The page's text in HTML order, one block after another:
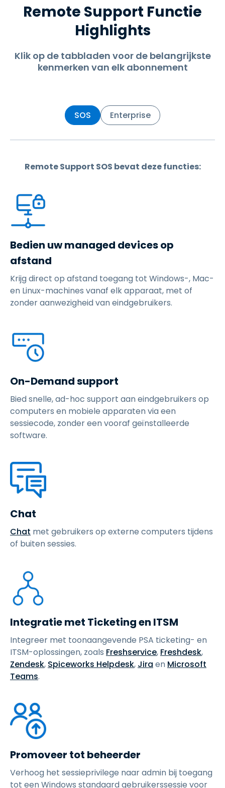
Remote Support Functie
Highlights
Klik op de tabbladen voor de belangrijkste
kenmerken van elk abonnement
SOS Enterprise
Remote Support SOS bevat deze functies:
Bedien uw managed devices op
afstand
Krijg direct op afstand toegang tot Windows-, Mac-
en Linux-machines vanaf elk apparaat, met of
zonder aanwezigheid van eindgebruikers.
On-Demand support
Bied snelle, ad-hoc support aan eindgebruikers op
computers en mobiele apparaten via een
sessiecode, zonder een vooraf geïnstalleerde
software.
Chat
Chat met gebruikers op externe computers tijdens
of buiten sessies.
Integratie met Ticketing en ITSM
Integreer met toonaangevende PSA ticketing- en
ITSM-oplossingen, zoals Freshservice, Freshdesk,
Zendesk, Spiceworks Helpdesk, Jira en Microsoft
Teams.
Promoveer tot beheerder
Verhoog het sessieprivilege naar admin bij toegang
tot een Windows standaard gebruikerssessie voor